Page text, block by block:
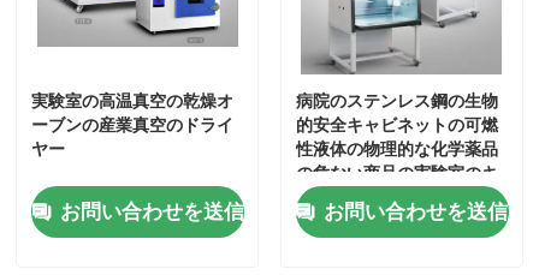
実験室の高温真空の乾燥オ
ーブンの産業真空のドライ
ヤー
お問い合わせを送信
病院のステンレス鋼の生物
的安全キャビネットの可燃
性液体の物理的な化学薬品
の危ない商品の実験室のキ
ャビネット
お問い合わせを送信